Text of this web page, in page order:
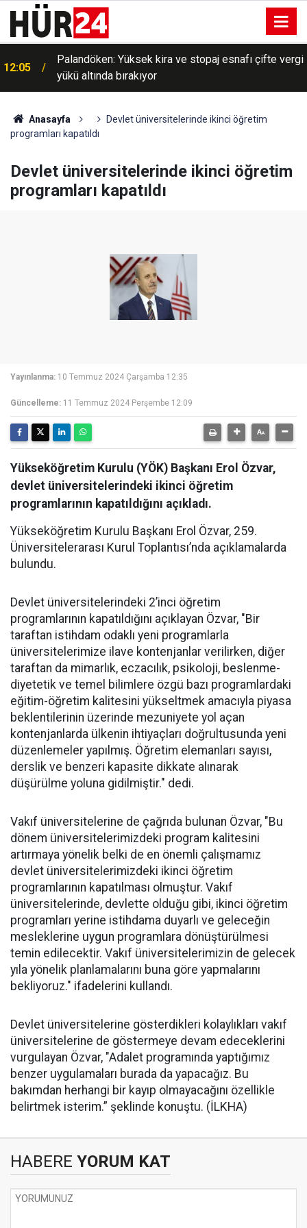
12:05
Palandöken: Yüksek kira ve stopaj esnafı çifte vergi
yükü altında bırakıyor
12:04
Gaziantep Valiliği, kıvılcım çıkaran makine ve
ekipmanların kullanımına yönelik tedbirleri açıkladı
Anasayfa
Devlet üniversitelerinde ikinci öğretim
programları kapatıldı
Devlet üniversitelerinde ikinci öğretim
programları kapatıldı
Yayınlanma: 10 Temmuz 2024 Çarşamba 12:35
Güncelleme: 11 Temmuz 2024 Perşembe 12:09
Yükseköğretim Kurulu (YÖK) Başkanı Erol Özvar,
devlet üniversitelerindeki ikinci öğretim
programlarının kapatıldığını açıkladı.
Yükseköğretim Kurulu Başkanı Erol Özvar, 259.
Üniversitelerarası Kurul Toplantısı’nda açıklamalarda
bulundu.
Devlet üniversitelerindeki 2’inci öğretim
programlarının kapatıldığını açıklayan Özvar, "Bir
taraftan istihdam odaklı yeni programlarla
üniversitelerimize ilave kontenjanlar verilirken, diğer
taraftan da mimarlık, eczacılık, psikoloji, beslenme-
diyetetik ve temel bilimlere özgü bazı programlardaki
eğitim-öğretim kalitesini yükseltmek amacıyla piyasa
beklentilerinin üzerinde mezuniyete yol açan
kontenjanlarda ülkenin ihtiyaçları doğrultusunda yeni
düzenlemeler yapılmış. Öğretim elemanları sayısı,
derslik ve benzeri kapasite dikkate alınarak
düşürülme yoluna gidilmiştir." dedi.
Vakıf üniversitelerine de çağrıda bulunan Özvar, "Bu
dönem üniversitelerimizdeki program kalitesini
artırmaya yönelik belki de en önemli çalışmamız
devlet üniversitelerimizdeki ikinci öğretim
programlarının kapatılması olmuştur. Vakıf
üniversitelerinde, devlette olduğu gibi, ikinci öğretim
programları yerine istihdama duyarlı ve geleceğin
mesleklerine uygun programlara dönüştürülmesi
temin edilecektir. Vakıf üniversitelerimizin de gelecek
yıla yönelik planlamalarını buna göre yapmalarını
bekliyoruz." ifadelerini kullandı.
Devlet üniversitelerine gösterdikleri kolaylıkları vakıf
üniversitelerine de göstermeye devam edeceklerini
vurgulayan Özvar, "Adalet programında yaptığımız
benzer uygulamaları burada da yapacağız. Bu
bakımdan herhangi bir kayıp olmayacağını özellikle
belirtmek isterim.” şeklinde konuştu. (İLKHA)
HABERE YORUM KAT